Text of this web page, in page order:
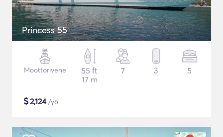
Princess 55
Moottorivene
55 ft
17 m
7 3 5
$2,124/yö